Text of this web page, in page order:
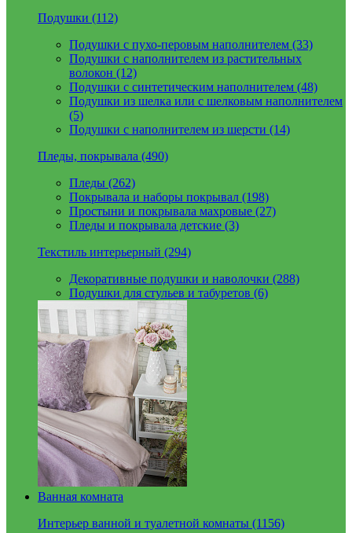
Подушки (112)
Подушки с пухо-перовым наполнителем (33)
Подушки с наполнителем из растительных
волокон (12)
Подушки с синтетическим наполнителем (48)
Подушки из шелка или с шелковым наполнителем
(5)
Подушки с наполнителем из шерсти (14)
Пледы, покрывала (490)
Пледы (262)
Покрывала и наборы покрывал (198)
Простыни и покрывала махровые (27)
Пледы и покрывала детские (3)
Текстиль интерьерный (294)
Декоративные подушки и наволочки (288)
Подушки для стульев и табуретов (6)
Ванная комната
Интерьер ванной и туалетной комнаты (1156)